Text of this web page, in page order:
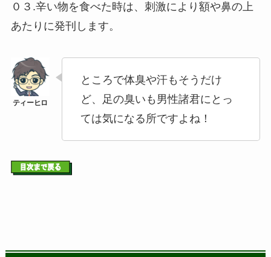
０３.辛い物を食べた時は、刺激により額や鼻の上
あたりに発刊します。
ところで体臭や汗もそうだけ
ど、足の臭いも男性諸君にとっ
ては気になる所ですよね！